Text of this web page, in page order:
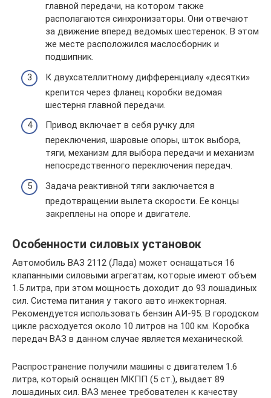
главной передачи, на котором также
располагаются синхронизаторы. Они отвечают
за движение вперед ведомых шестеренок. В этом
же месте расположился маслосборник и
подшипник.
К двухсателлитному дифференциалу «десятки»
крепится через фланец коробки ведомая
шестерня главной передачи.
Привод включает в себя ручку для
переключения, шаровые опоры, шток выбора,
тяги, механизм для выбора передачи и механизм
непосредственного переключения передач.
Задача реактивной тяги заключается в
предотвращении вылета скорости. Ее концы
закреплены на опоре и двигателе.
Особенности силовых установок
Автомобиль ВАЗ 2112 (Лада) может оснащаться 16
клапанными силовыми агрегатам, которые имеют объем
1.5 литра, при этом мощность доходит до 93 лошадиных
сил. Система питания у такого авто инжекторная.
Рекомендуется использовать бензин АИ-95. В городском
цикле расходуется около 10 литров на 100 км. Коробка
передач ВАЗ в данном случае является механической.
Распространение получили машины с двигателем 1.6
литра, который оснащен МКПП (5 ст.), выдает 89
лошадиных сил. ВАЗ менее требователен к качеству